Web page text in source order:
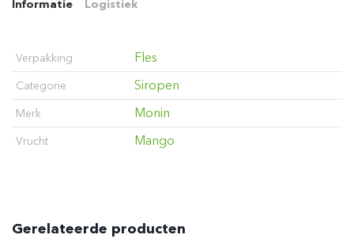
Informatie Logistiek
Verpakking Fles
Categorie Siropen
Merk Monin
Vrucht Mango
Gerelateerde producten